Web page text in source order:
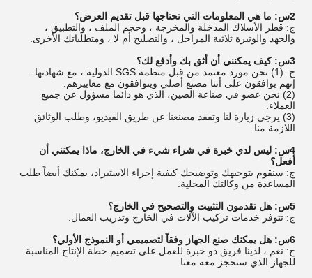
2س: ما هي المعلومات التي تحتاجها قبل تقديم العرض؟
ج: قطر الأسلاك المدخلة والمخرجة ، وحجم الملف ، والتطبيق ،
والجهد والوتيرة ثلاثية المراحل ، والتصليح أم لا ، ومتطلباتك الأخرى.
3س: كيف يمكنني أن أثق بك وأدفع لك؟
ج: (1) نحن مورد معتمد من قبل منظمة SGS الدولية ، مع شهادتها.
إنهم يوافقون على أننا مصنع أصلي ويتوافقون مع معاييرهم.
(2) نحن عضو في صناعة الصين، الذي هو دائما مسؤول عن جميع
العملاء.
(3) يرجى زيارة لنا وتفقد مصنعنا عن طريق الفيديو، وطلب الوثائق
اللازمة منا.
4س: ليس لدي خبرة في شراء شيء في الخارج، ماذا يمكنني أن
أفعل؟
ج: سنقوم بتوجيهك وتوضيحك كيفية إجراء الاستيراد، يمكنك أيضاً طلب
المساعدة من وكالتك المحلية.
5س: هل تقدمون التثبيت والتصحيح في الخارج؟
ج: تتوفر خدمات تركيب الآلات في الخارج وتدريب العمال.
6س: هل يمكنك صنع الجهاز وفقاً لتصميمي أو النموذج الأولي؟
ج: نعم ، لدينا فريق ذو خبرة للعمل على تصميم خطة الإنتاج المناسبة
للجهاز الذي ستحجز معه معنا.